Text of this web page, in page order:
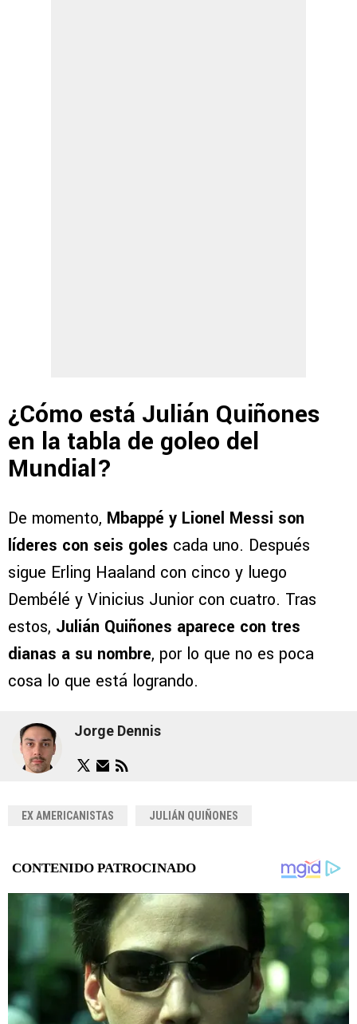
¿Cómo está Julián Quiñones
en la tabla de goleo del
Mundial?
De momento, Mbappé y Lionel Messi son
líderes con seis goles cada uno. Después
sigue Erling Haaland con cinco y luego
Dembélé y Vinicius Junior con cuatro. Tras
estos, Julián Quiñones aparece con tres
dianas a su nombre, por lo que no es poca
cosa lo que está logrando.
Jorge Dennis
EX AMERICANISTAS JULIÁN QUIÑONES